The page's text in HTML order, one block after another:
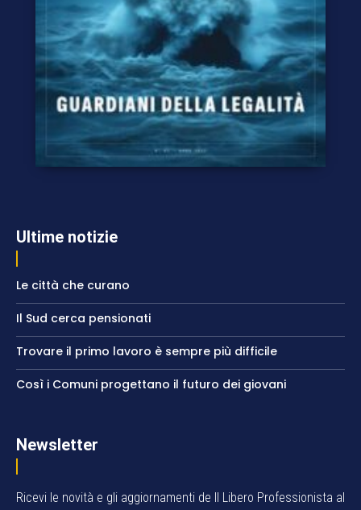
Ultime notizie
Le città che curano
Il Sud cerca pensionati
Trovare il primo lavoro è sempre più difficile
Così i Comuni progettano il futuro dei giovani
Newsletter
Ricevi le novità e gli aggiornamenti de Il Libero Professionista al